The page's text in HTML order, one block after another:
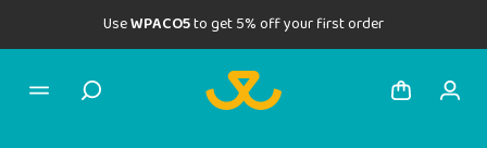
UseWPACO5to get 5% off your first order